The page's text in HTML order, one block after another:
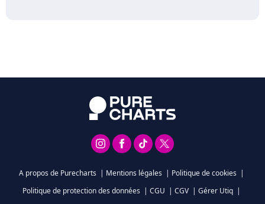
A propos de Purecharts | Mentions légales | Politique de cookies |
Politique de protection des données | CGU | CGV | Gérer Utiq |